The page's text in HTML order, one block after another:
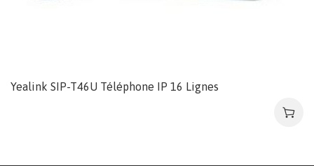
Yealink SIP-T46U Téléphone IP 16 Lignes